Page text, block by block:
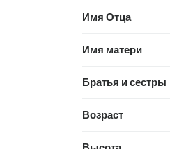
Имя Отца
Имя матери
Братья и сестры
Возраст